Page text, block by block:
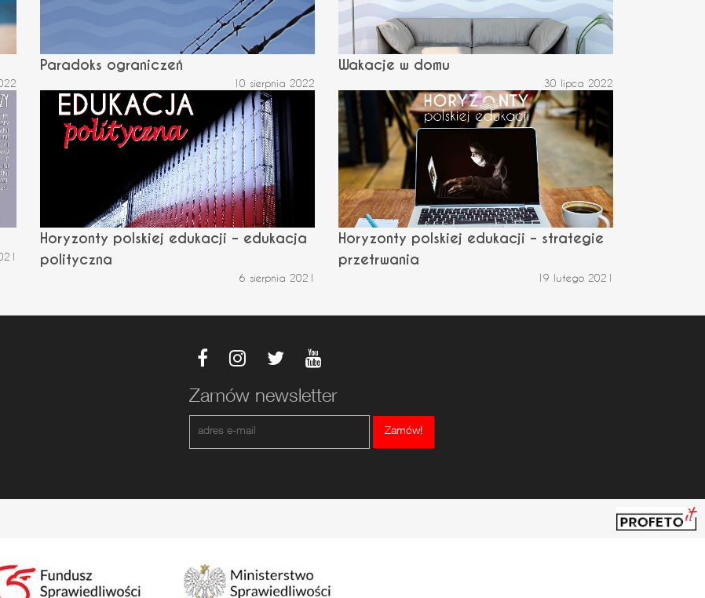
Paradoks ograniczeń
10 sierpnia 2022
Wakacje w domu
30 lipca 2022
Horyzonty polskiej edukacji – edukacja
polityczna
6 sierpnia 2021
Horyzonty polskiej edukacji – strategie
przetrwania
19 lutego 2021
Zamów newsletter
Zamów!